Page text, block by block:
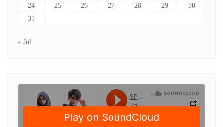
24
25 26 27 28 29
30
31
« Jul